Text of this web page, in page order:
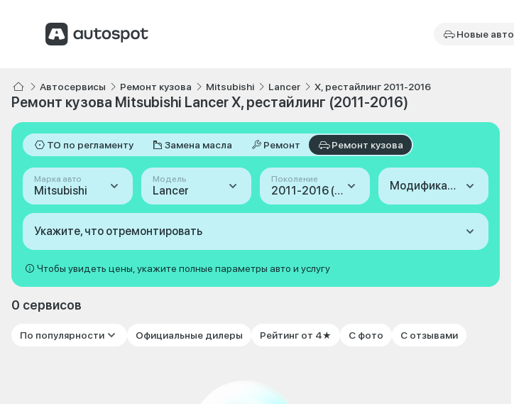
Новые авто
Автосервисы Ремонт кузова Mitsubishi Lancer X, рестайлинг 2011-2016
Ремонт кузова Mitsubishi Lancer X, рестайлинг (2011-2016)
ТО по регламенту Замена масла Ремонт Ремонт кузова
Марка авто
Mitsubishi
Модель
Lancer
Поколение
2011-2016 (X, рестайлинг) Модификация
Укажите, что отремонтировать
Чтобы увидеть цены, укажите полные параметры авто и услугу
0 сервисов
По популярности Официальные дилеры Рейтинг от 4★ С фото С отзывами